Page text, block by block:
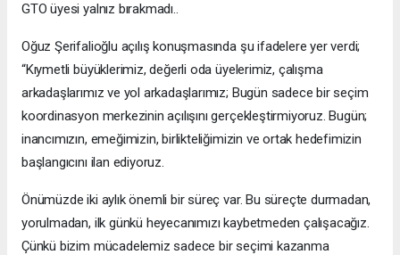
GTO üyesi yalnız bırakmadı..
Oğuz Şerifalioğlu açılış konuşmasında şu ifadelere yer verdi;
“Kıymetli büyüklerimiz, değerli oda üyelerimiz, çalışma
arkadaşlarımız ve yol arkadaşlarımız; Bugün sadece bir seçim
koordinasyon merkezinin açılışını gerçekleştirmiyoruz. Bugün;
inancımızın, emeğimizin, birlikteliğimizin ve ortak hedefimizin
başlangıcını ilan ediyoruz.
Önümüzde iki aylık önemli bir süreç var. Bu süreçte durmadan,
yorulmadan, ilk günkü heyecanımızı kaybetmeden çalışacağız.
Çünkü bizim mücadelemiz sadece bir seçimi kazanma